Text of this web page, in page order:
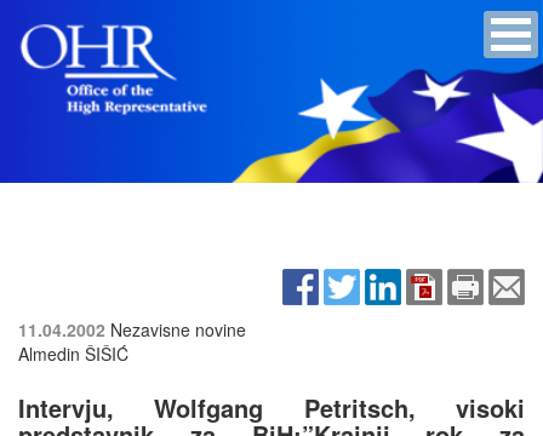
11.04.2002 Nezavisne novine
Almedin ŠIŠIĆ
Intervju, Wolfgang Petritsch, visoki